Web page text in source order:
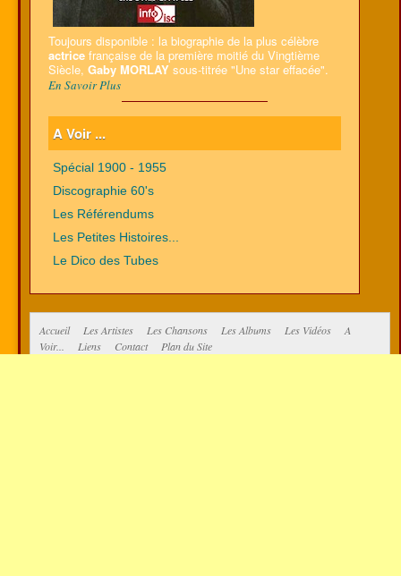
Toujours disponible : la biographie de la plus célèbre
actrice française de la première moitié du Vingtième
Siècle, Gaby MORLAY sous-titrée "Une star effacée".
En Savoir Plus
A Voir ...
Spécial 1900 - 1955
Discographie 60's
Les Référendums
Les Petites Histoires...
Le Dico des Tubes
Accueil Les Artistes Les Chansons Les Albums Les Vidéos
A
Voir...
Liens Contact Plan du Site